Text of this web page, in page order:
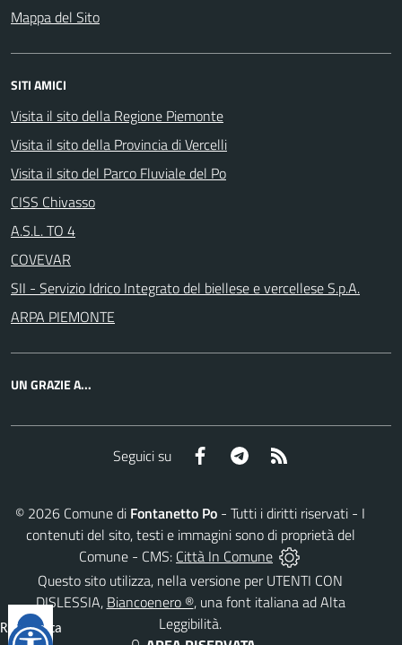
Mappa del Sito
SITI AMICI
Visita il sito della Regione Piemonte
Visita il sito della Provincia di Vercelli
Visita il sito del Parco Fluviale del Po
CISS Chivasso
A.S.L. TO 4
COVEVAR
SII - Servizio Idrico Integrato del biellese e vercellese S.p.A.
ARPA PIEMONTE
UN GRAZIE A...
Seguici su Facebook Telegram
© 2026 Comune di Fontanetto Po - Tutti i diritti riservati - I
contenuti del sito, testi e immagini sono di proprietà del
Comune - CMS: Città In Comune
Questo sito utilizza, nella versione per UTENTI CON
DISLESSIA, Biancoenero ®, una font italiana ad Alta
Leggibilità.
Reimposta